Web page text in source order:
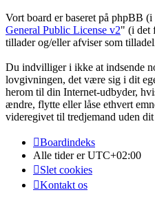
Vort board er baseret på phpBB
General Public License v2" (i det
tillader og/eller afviser som
Du indvilliger i ikke at indsende
lovgivningen, det være sig i dit
herom til din Internet-udbyder,
ændre, flytte eller låse ethvert
videregivet til tredjemand uden
Boardindeks
Alle tider erUTC+02:00
Slet cookies
Kontakt os